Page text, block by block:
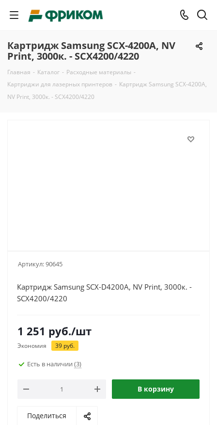
Картридж Samsung SCX-4200A, NV
Print, 3000к. - SCX4200/4220
Главная - Каталог - Расходные материалы -
Картриджи для лазерных принтеров - Картридж Samsung SCX-4200A,
NV Print, 3000к. - SCX4200/4220
Артикул:90645
Картридж Samsung SCX-D4200A, NV Print, 3000к. -
SCX4200/4220
1 251 руб./шт
Экономия 39 руб.
Есть в наличии (3)
В корзину
Поделиться